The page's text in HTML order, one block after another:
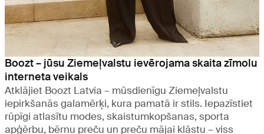
Boozt – jūsu Ziemeļvalstu ievērojama skaita zīmolu
interneta veikals
Atklājiet Boozt Latvia – mūsdienīgu Ziemeļvalstu
iepirkšanās galamērķi, kura pamatā ir stils. Iepazīstiet
rūpīgi atlasītu modes, skaistumkopšanas, sporta
apģērbu, bērnu preču un preču mājai klāstu – viss